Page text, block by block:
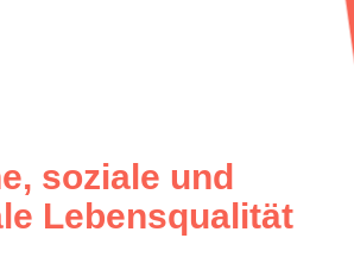
soziale und
Lebensqualität